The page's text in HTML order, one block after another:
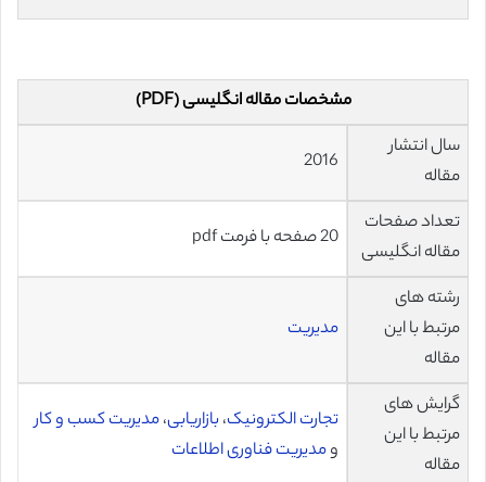
مشخصات مقاله انگلیسی (PDF)
سال انتشار
مقاله
2016
تعداد صفحات
مقاله انگلیسی
20 صفحه با فرمت pdf
رشته های
مرتبط با این
مقاله
مدیریت
گرایش های
مرتبط با این
مقاله
تجارت الکترونیک،بازاریابی،مدیریت کسب و کار
ومدیریت فناوری اطلاعات